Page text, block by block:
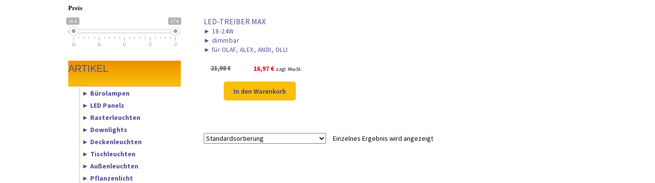
LED-TREIBER MAX
► 18-24W
► dimmbar
► für OLAF, ALEX, ANDI, OLLI
21,98€
Ursprünglicher
war:
21,98 €
16,97€Aktueller
ist:
16,97 €.
zzgl. MwSt.
In den Warenkorb
Einzelnes Ergebnis wird angezeigt
Preis
16 € 17 €
16 16 17 17 17
ARTIKEL
► Bürolampen
► LED Panels
► Rasterleuchten
► Downlights
► Deckenleuchten
► Tischleuchten
► Außenleuchten
► Pflanzenlicht